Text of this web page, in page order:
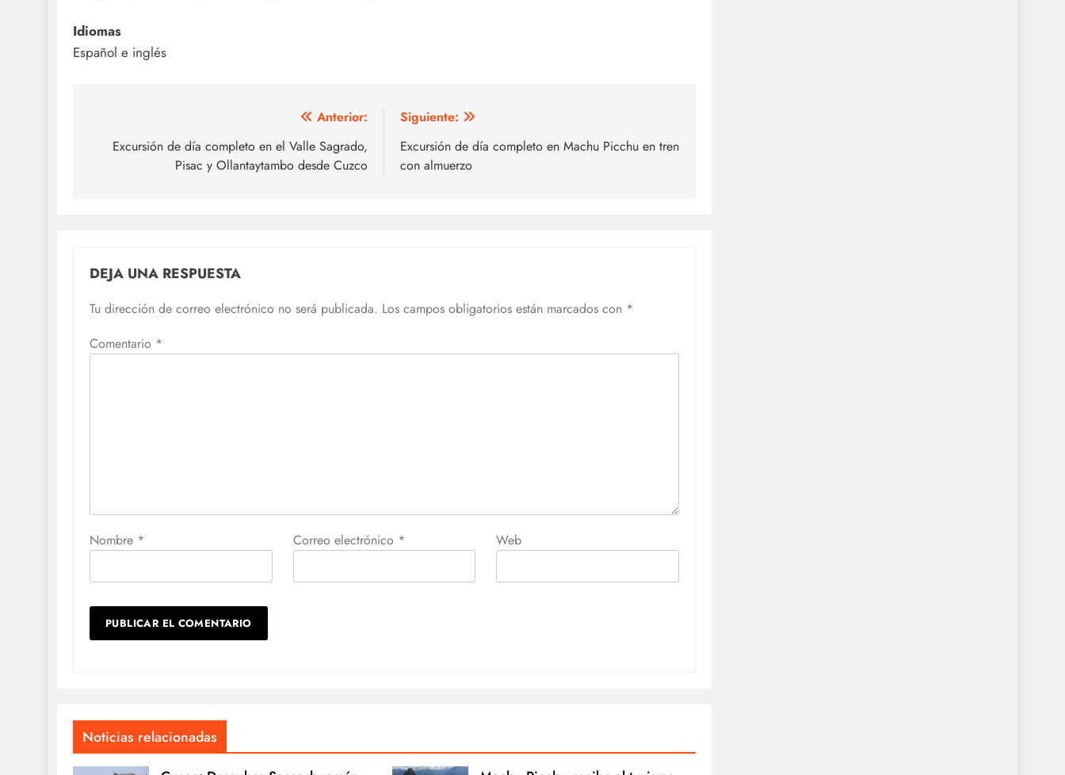
Idiomas
Español e inglés
Anterior:
Excursión de día completo en el Valle Sagrado,
Pisac y Ollantaytambo desde Cuzco
Siguiente:
Excursión de día completo en Machu Picchu en tren
con almuerzo
DEJA UNA RESPUESTA
Tu dirección de correo electrónico no será publicada. Los campos obligatorios están marcados con *
Comentario *
Nombre * Correo electrónico * Web
Noticias relacionadas